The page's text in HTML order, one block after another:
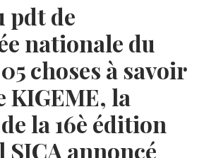
pdt de
nationale du
choses à savoir
KIGEME, la
la 16è édition
SICA annoncé